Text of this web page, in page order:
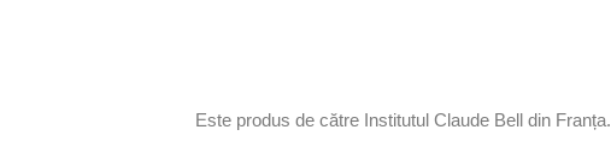
Este produs de către Institutul Claude Bell din Franța.